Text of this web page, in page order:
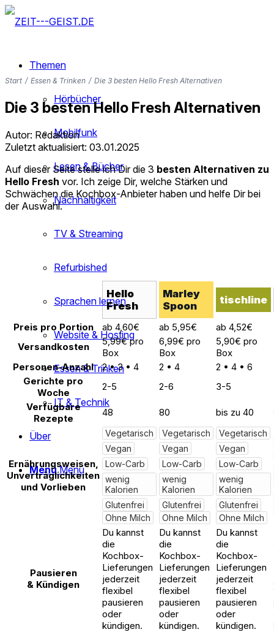
Themen
Hörbücher
Mobilfunk
Lesen & Bücher
Nachhaltigkeit
TV & Streaming
Refurbished
Sprachen lernen
Website & Hosting
Essen & Trinken
IT & Technik
Über
Menü Menü
Start / Essen & Trinken / Die 3 besten Hello Fresh Alternativen
Die 3 besten Hello Fresh Alternativen
Autor: Redaktion
Zuletzt aktualisiert: 03.01.2025
Auf dieser Seite stelle ich Dir die 3 besten Alternativen zu
Hello Fresh vor. Ich zeige Dir, welche Stärken und
Schwächen die Kochbox-Anbieter haben und helfe Dir bei
der Auswahl.
Hello
Fresh
Marley
Spoon
tischline
Preis pro Portion ab 4,60€ ab 5,95€ ab 4,52€
Versandkosten
5,99€ pro
Box
6,99€ pro
Box
5,90€ pro
Box
Personen-Anzahl
2 • 3 • 4 2 • 4 2 • 4 • 6
Gerichte pro
Woche
2-5 2-6 3-5
Verfügbare
Rezepte
48 80 bis zu 40
Ernährungsweisen,
Unverträglichkeiten
und Vorlieben
Vegetarisch
Vegan
Low-Carb
wenig
Kalorien
Glutenfrei
Ohne Milch
Vegetarisch
Vegan
Low-Carb
wenig
Kalorien
Glutenfrei
Ohne Milch
Vegetarisch
Vegan
Low-Carb
wenig
Kalorien
Glutenfrei
Ohne Milch
Pausieren
& Kündigen
Du kannst
die
Kochbox-
Lieferungen
jederzeit
flexibel
pausieren
oder
kündigen.
Du kannst
die
Kochbox-
Lieferungen
jederzeit
flexibel
pausieren
oder
kündigen.
Du kannst
die
Kochbox-
Lieferungen
jederzeit
flexibel
pausieren
oder
kündigen.